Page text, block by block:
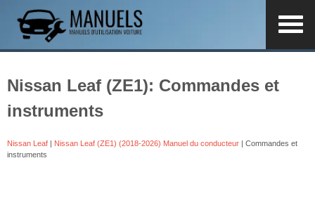
Nissan Leaf (ZE1): Commandes et
instruments
Nissan Leaf | Nissan Leaf (ZE1) (2018-2026) Manuel du conducteur | Commandes et
instruments